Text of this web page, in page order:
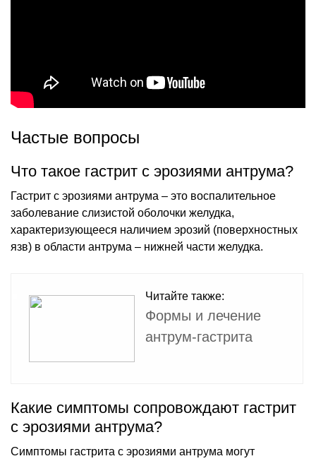
Частые вопросы
Что такое гастрит с эрозиями антрума?
Гастрит с эрозиями антрума – это воспалительное
заболевание слизистой оболочки желудка,
характеризующееся наличием эрозий (поверхностных
язв) в области антрума – нижней части желудка.
Читайте также:
Формы и лечение
антрум-гастрита
Какие симптомы сопровождают гастрит
с эрозиями антрума?
Симптомы гастрита с эрозиями антрума могут